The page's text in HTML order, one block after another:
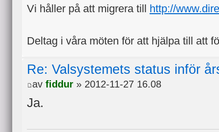
Vi håller på att migrera till http://
Deltag i våra möten för att hjälpa till att
Re: Valsystemets status inför
av fiddur » 2012-11-27 16.08
Ja.